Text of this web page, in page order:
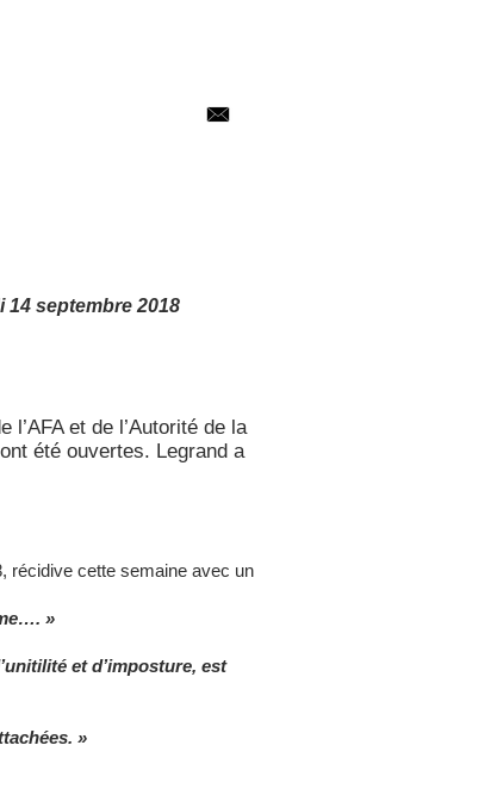
14 septembre 2018
et de l’Autorité de la
été ouvertes. Legrand a
récidive cette semaine avec un
»
et d’imposture, est
»